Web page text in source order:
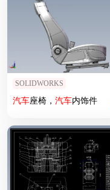
SOLIDWORKS
汽车座椅， 汽车内饰件